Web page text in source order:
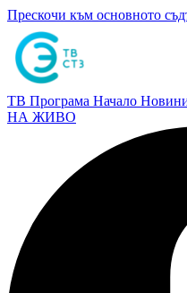
Прескочи към основното
ТВ Програма Начало
НА ЖИВО